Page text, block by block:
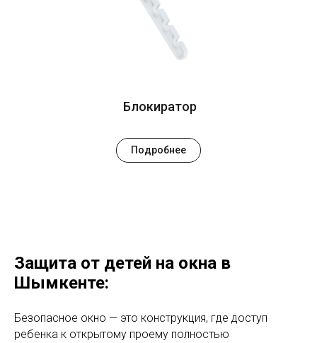
Блокиратор
Подробнее
Защита от детей на окна в
Шымкенте:
Безопасное окно — это конструкция, где доступ
ребенка к открытому проему полностью